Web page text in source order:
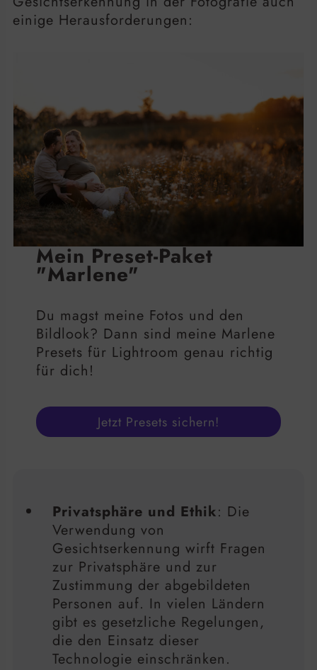
einige Herausforderungen:
Mein Preset-Paket
"Marlene"
Du magst meine Fotos und den
Bildlook? Dann sind meine Marlene
Presets für Lightroom genau richtig
für dich!
Jetzt Presets sichern!
Privatsphäre und Ethik: Die
Verwendung von
Gesichtserkennung wirft Fragen
zur Privatsphäre und zur
Zustimmung der abgebildeten
Personen auf. In vielen Ländern
gibt es gesetzliche Regelungen,
die den Einsatz dieser
Technologie einschränken.